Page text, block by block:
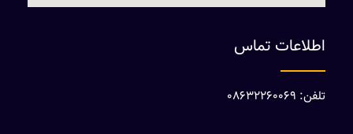
اطلاعات تماس
تلفن: 08632260069